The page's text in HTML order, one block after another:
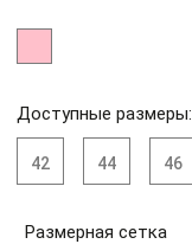
Доступные размеры:
42 44 46
Размерная сетка